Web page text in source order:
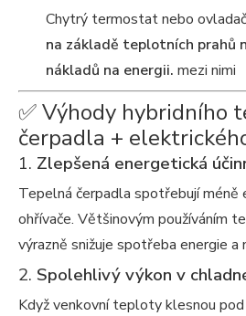
Chytrý termostat nebo ovladač
na základě teplotních prahů
nákladů na energii. mezi nimi
✅ Výhody hybridního
čerpadla +
1. Zlepšená energetická
Tepelná čerpadla spotřebují
ohřívače. Většinovým používáním
výrazně snižuje spotřeba energie a
2. Spolehlivý výkon v
Když venkovní teploty klesnou